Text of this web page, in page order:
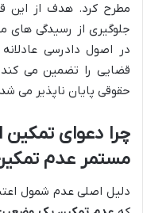
مطرح کرد. هدف از این
جلوگیری از رسیدگی های
در اصول دادرسی
قضایی را تضمین می
حقوقی پایان ناپذیر می
چرا دعوای
مستمر عدم
دلیل اصلی عدم شمول